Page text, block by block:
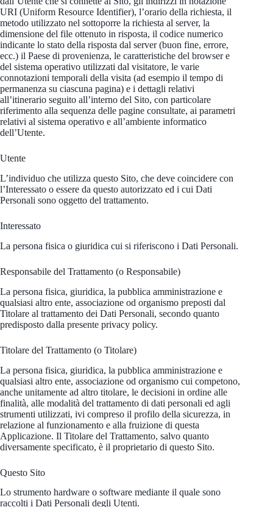
URI (Uniform Resource Identifier), l’orario della richiesta, il
metodo utilizzato nel sottoporre la richiesta al server, la
dimensione del file ottenuto in risposta, il codice numerico
indicante lo stato della risposta dal server (buon fine, errore,
ecc.) il Paese di provenienza, le caratteristiche del browser e
del sistema operativo utilizzati dal visitatore, le varie
connotazioni temporali della visita (ad esempio il tempo di
permanenza su ciascuna pagina) e i dettagli relativi
all’itinerario seguito all’interno del Sito, con particolare
riferimento alla sequenza delle pagine consultate, ai parametri
relativi al sistema operativo e all’ambiente informatico
dell’Utente.
Utente
L’individuo che utilizza questo Sito, che deve coincidere con
l’Interessato o essere da questo autorizzato ed i cui Dati
Personali sono oggetto del trattamento.
Interessato
La persona fisica o giuridica cui si riferiscono i Dati Personali.
Responsabile del Trattamento (o Responsabile)
La persona fisica, giuridica, la pubblica amministrazione e
qualsiasi altro ente, associazione od organismo preposti dal
Titolare al trattamento dei Dati Personali, secondo quanto
predisposto dalla presente privacy policy.
Titolare del Trattamento (o Titolare)
La persona fisica, giuridica, la pubblica amministrazione e
qualsiasi altro ente, associazione od organismo cui competono,
anche unitamente ad altro titolare, le decisioni in ordine alle
finalità, alle modalità del trattamento di dati personali ed agli
strumenti utilizzati, ivi compreso il profilo della sicurezza, in
relazione al funzionamento e alla fruizione di questa
Applicazione. Il Titolare del Trattamento, salvo quanto
diversamente specificato, è il proprietario di questo Sito.
Questo Sito
Lo strumento hardware o software mediante il quale sono
raccolti i Dati Personali degli Utenti.